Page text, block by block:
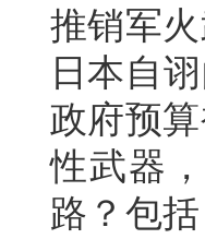
推销军
日本自
政府预
性武器
路？包